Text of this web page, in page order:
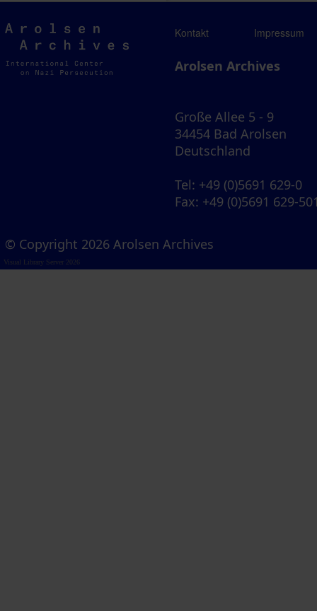
Arolsen
Archives
Kontakt Impressum
Arolsen Archives
Große Allee 5 - 9
34454 Bad Arolsen
Deutschland
Tel: +49 (0)5691 629-0
Fax: +49 (0)5691 629-
© Copyright 2026 Arolsen Archives
Visual Library Server 2026